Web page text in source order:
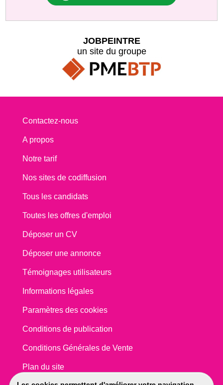
JOBPEINTRE
un site du groupe
Contactez-nous
A propos
Notre tarif
Nos sites de codiffusion
Tous les candidats
Toutes les offres d'emploi
Déposer un CV
Déposer une annonce
Témoignages utilisateurs
Informations légales
Paramètres des cookies
Conditions de publication
Conditions Générales de Vente
Plan du site